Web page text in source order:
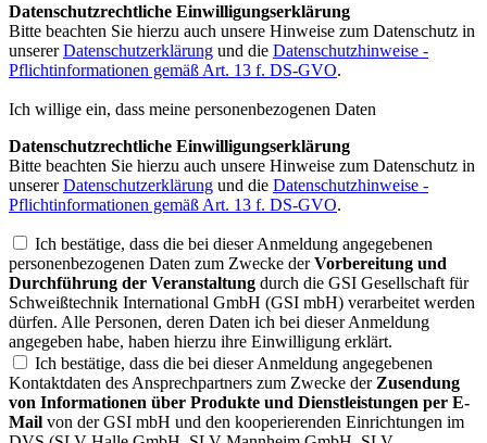
Datenschutzrechtliche Einwilligungserklärung
Bitte beachten Sie hierzu auch unsere Hinweise zum Datenschutz in
unsererDatenschutzerklärung und die Datenschutzhinweise -
Pflichtinformationen gemäß Art. 13 f. DS-GVO.
Ich willige ein, dass meine personenbezogenen Daten
Datenschutzrechtliche Einwilligungserklärung
Bitte beachten Sie hierzu auch unsere Hinweise zum Datenschutz in
unsererDatenschutzerklärung und die Datenschutzhinweise -
Pflichtinformationen gemäß Art. 13 f. DS-GVO.
Ich bestätige, dass die bei dieser Anmeldung angegebenen
personenbezogenen Daten zum Zwecke derVorbereitung und
Durchführung der Veranstaltung durch die GSI Gesellschaft für
Schweißtechnik International GmbH (GSI mbH) verarbeitet werden
dürfen. Alle Personen, deren Daten ich bei dieser Anmeldung
angegeben habe, haben hierzu ihre Einwilligung erklärt.
Ich bestätige, dass die bei dieser Anmeldung angegebenen
Kontaktdaten des Ansprechpartners zum Zwecke der Zusendung
von Informationen über Produkte und Dienstleistungen per E-
Mail von der GSI mbH und den kooperierenden Einrichtungen im